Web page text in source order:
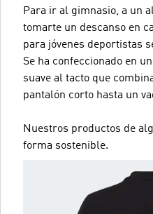
Para ir al gimnasio, a un
tomarte un descanso en
para jóvenes deportistas
Se ha confeccionado en
suave al tacto que
pantalón corto hasta un
Nuestros productos de
forma sostenible.